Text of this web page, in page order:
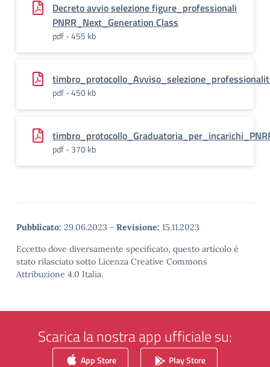
Decreto avvio selezione figure_professionali
PNRR_Next_Generation Class
pdf - 455 kb
pdf - 450 kb
pdf - 370 kb
Pubblicato: 29.06.2023 - Revisione: 15.11.2023
Eccetto dove diversamente specificato, questo articolo è
stato rilasciato sotto Licenza Creative Commons
Attribuzione 4.0 Italia.
Scarica la nostra app ufficiale su:
App Store Play Store